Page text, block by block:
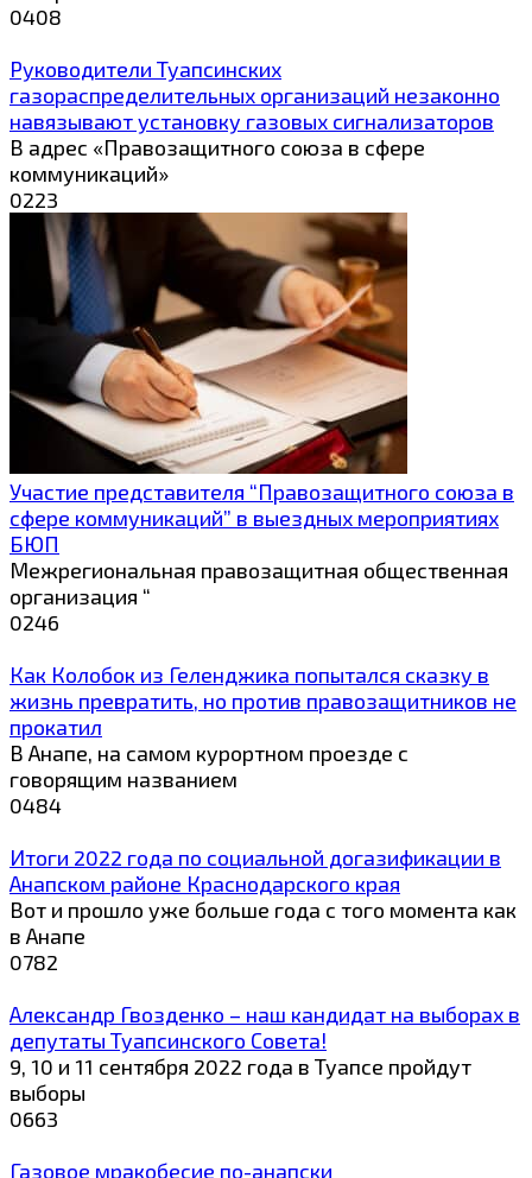
0408
Руководители Туапсинских
газораспределительных организаций незаконно
навязывают установку газовых сигнализаторов
В адрес «Правозащитного союза в сфере
коммуникаций»
0223
Участие представителя “Правозащитного союза в
сфере коммуникаций” в выездных мероприятиях
БЮП
Межрегиональная правозащитная общественная
организация “
0246
Как Колобок из Геленджика попытался сказку в
жизнь превратить, но против правозащитников не
прокатил
В Анапе, на самом курортном проезде с
говорящим названием
0484
Итоги 2022 года по социальной догазификации в
Анапском районе Краснодарского края
Вот и прошло уже больше года с того момента как
в Анапе
0782
Александр Гвозденко – наш кандидат на выборах в
депутаты Туапсинского Совета!
9, 10 и 11 сентября 2022 года в Туапсе пройдут
выборы
0663
Газовое мракобесие по-анапски